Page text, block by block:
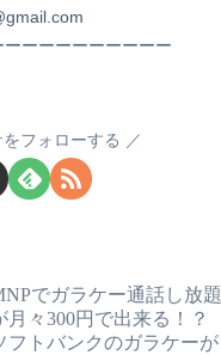
ーーーーーーーーー
フォローする
でガラケー通話し放題
月々300円で出来る！？
フトバンクのガラケーが